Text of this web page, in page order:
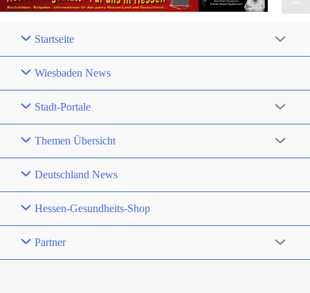
Startseite
Wiesbaden News
Stadt-Portale
Themen Übersicht
Deutschland News
Hessen-Gesundheits-Shop
Partner